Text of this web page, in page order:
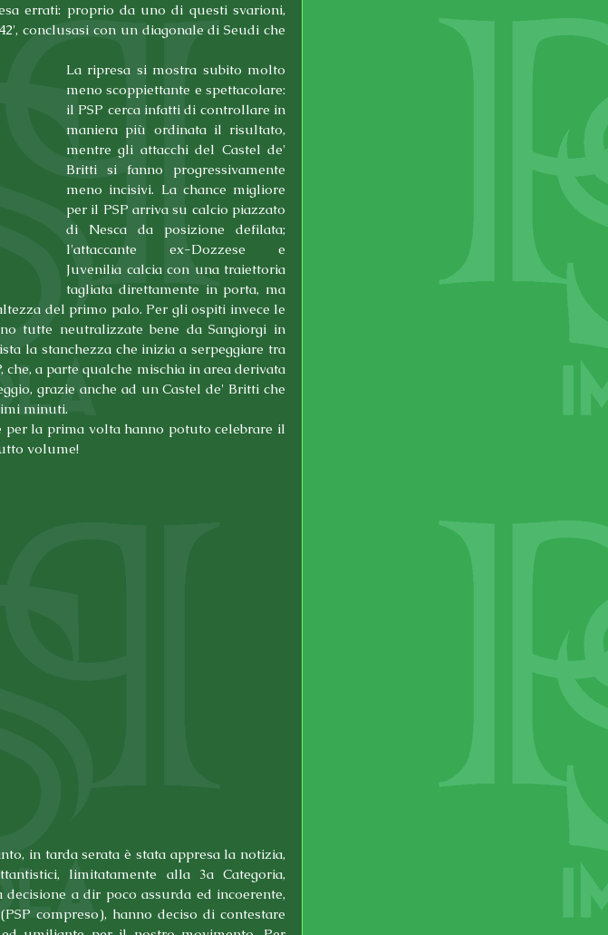
errati: proprio da uno di questi svarioni,
conclusasi con un diagonale di Seudi che
La ripresa si mostra subito molto
meno scoppiettante e spettacolare:
il PSP cerca infatti di controllare in
maniera più ordinata il risultato,
mentre gli attacchi del Castel de'
Britti si fanno progressivamente
meno incisivi. La chance migliore
per il PSP arriva su calcio piazzato
di Nesca da posizione defilata;
l'attaccante ex-Dozzese e
Juvenilia calcia con una traiettoria
tagliata direttamente in porta, ma
del primo palo. Per gli ospiti invece le
tutte neutralizzate bene da Sangiorgi in
la stanchezza che inizia a serpeggiare tra
a parte qualche mischia in area derivata
grazie anche ad un Castel de' Britti che
minuti.
la prima volta hanno potuto celebrare il
volume!
in tarda serata è stata appresa la notizia,
limitatamente alla 3a Categoria,
a dir poco assurda ed incoerente,
compreso), hanno deciso di contestare